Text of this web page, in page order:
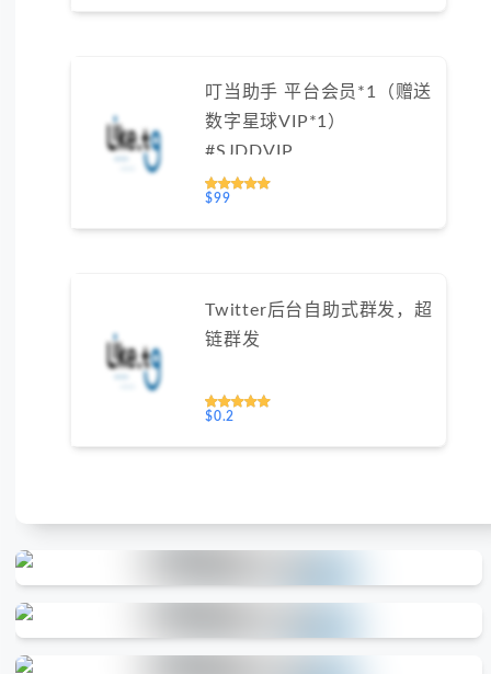
叮当助手 平台会员*1（赠送
数字星球VIP*1）
#SJDDVIP
$99
Twitter后台自助式群发，超
链群发
$0.2